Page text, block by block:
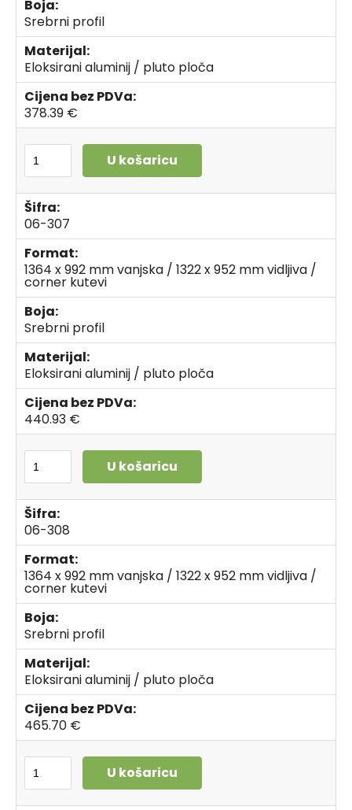
Boja:
Srebrni profil
Materijal:
Eloksirani aluminij / pluto ploča
Cijena bez PDVa:
378.39 €
U košaricu
Šifra:
06-307
Format:
1364 x 992 mm vanjska / 1322 x 952 mm vidljiva /
corner kutevi
Boja:
Srebrni profil
Materijal:
Eloksirani aluminij / pluto ploča
Cijena bez PDVa:
440.93 €
U košaricu
Šifra:
06-308
Format:
1364 x 992 mm vanjska / 1322 x 952 mm vidljiva /
corner kutevi
Boja:
Srebrni profil
Materijal:
Eloksirani aluminij / pluto ploča
Cijena bez PDVa:
465.70 €
U košaricu